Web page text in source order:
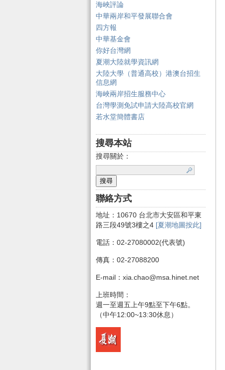
海峽評論
中華兩岸和平發展聯合會
四方報
中華基金會
你好台灣網
夏潮大陸就學資訊網
大陸大學（普通高校）港澳台招生
信息網
海峽兩岸招生服務中心
台灣學測免試申請大陸高校官網
若水堂簡體書店
搜尋本站
搜尋關於：
聯絡方式
地址：10670 台北市大安區和平東
路三段49號3樓之4 [夏潮地圖按此]
電話：02-27080002(代表號)
傳真：02-27088200
E-mail：xia.chao@msa.hinet.net
上班時間：
週一至週五上午9點至下午6點。
（中午12:00~13:30休息）